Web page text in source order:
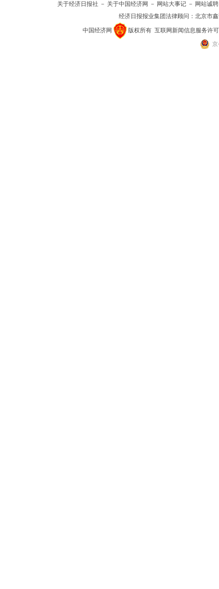
关于经济日报社 － 关于中国经济网 － 网站大事记 － 网站诚聘
经济日报报业集团法律顾问： 北京市
中国经济网 版权所有 互联网新闻信息服务许可
京